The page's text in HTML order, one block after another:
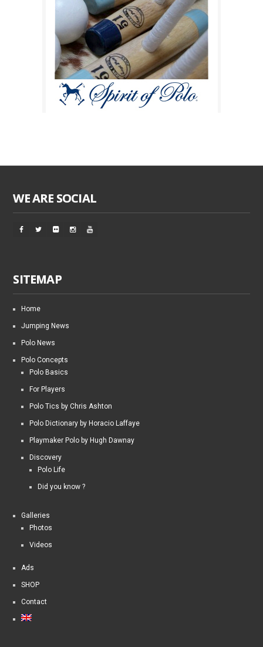
WE ARE SOCIAL
SITEMAP
Home
Jumping News
Polo News
Polo Concepts
Polo Basics
For Players
Polo Tics by Chris Ashton
Polo Dictionary by Horacio Laffaye
Playmaker Polo by Hugh Dawnay
Discovery
Polo Life
Did you know ?
Galleries
Photos
Videos
Ads
SHOP
Contact